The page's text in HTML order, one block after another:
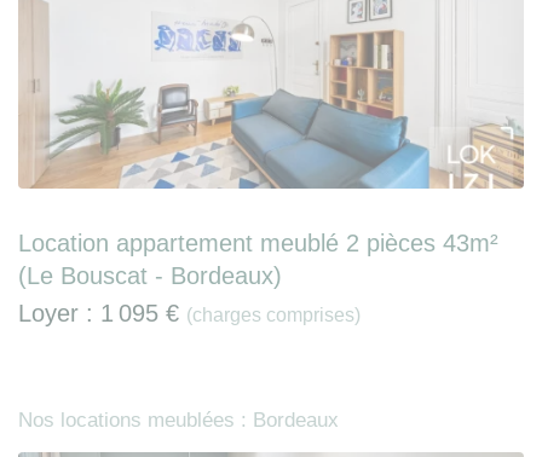
Location appartement meublé 2 pièces 43m²
(Le Bouscat - Bordeaux)
Loyer : 1 095 € (charges comprises)
Nos locations meublées : Bordeaux